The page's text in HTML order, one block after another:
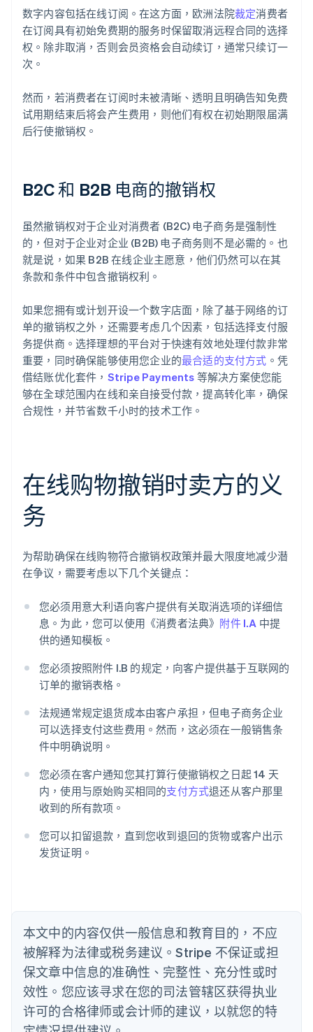
数字内容包括在线订阅。在这方面，欧洲法院裁定消费者
在订阅具有初始免费期的服务时保留取消远程合同的选择
权。除非取消，否则会员资格会自动续订，通常只续订一
次。
然而，若消费者在订阅时未被清晰、透明且明确告知免费
试用期结束后将会产生费用，则他们有权在初始期限届满
后行使撤销权。
B2C 和 B2B 电商的撤销权
虽然撤销权对于企业对消费者 (B2C) 电子商务是强制性
的，但对于企业对企业 (B2B) 电子商务则不是必需的。也
就是说，如果 B2B 在线企业主愿意，他们仍然可以在其
条款和条件中包含撤销权利。
如果您拥有或计划开设一个数字店面，除了基于网络的订
单的撤销权之外，还需要考虑几个因素，包括选择支付服
务提供商。选择理想的平台对于快速有效地处理付款非常
重要，同时确保能够使用您企业的最合适的支付方式 。凭
借结账优化套件， Stripe Payments 等解决方案使您能
够在全球范围内在线和亲自接受付款，提高转化率，确保
合规性，并节省数千小时的技术工作。
在线购物撤销时卖方的义
务
为帮助确保在线购物符合撤销权政策并最大限度地减少潜
在争议，需要考虑以下几个关键点：
您必须用意大利语向客户提供有关取消选项的详细信
息。为此，您可以使用《消费者法典》 附件 I.A 中提
供的通知模板。
您必须按照附件 I.B 的规定，向客户提供基于互联网的
订单的撤销表格。
法规通常规定退货成本由客户承担，但电子商务企业
可以选择支付这些费用。然而，这必须在一般销售条
件中明确说明。
您必须在客户通知您其打算行使撤销权之日起 14 天
内，使用与原始购买相同的支付方式退还从客户那里
收到的所有款项。
您可以扣留退款，直到您收到退回的货物或客户出示
发货证明。
本文中的内容仅供一般信息和教育目的，不应
被解释为法律或税务建议。Stripe 不保证或担
保文章中信息的准确性、完整性、充分性或时
效性。您应该寻求在您的司法管辖区获得执业
许可的合格律师或会计师的建议，以就您的特
阿联酋
English
爱尔兰
English
爱沙尼亚
English
DeutschEnglish
澳大利亚
English
PortuguêsEnglish
保加利亚
English
丹麦
English
德国
DeutschEnglish
法国
FrançaisEnglish
芬兰